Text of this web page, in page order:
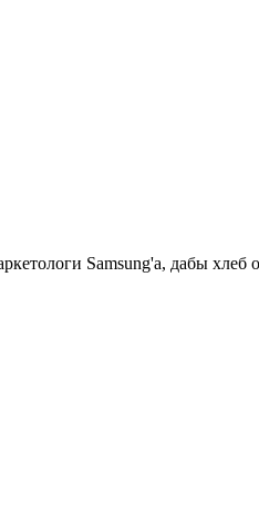
Samsung'a, дабы хлеб